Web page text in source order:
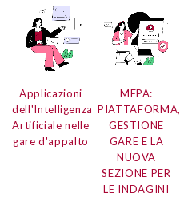
Applicazioni
dell'Intelligenza
Artificialenelle
gare d'appalto
MEPA:
PIATTAFORMA,
GESTIONE
GARE E LA
NUOVA
SEZIONE PER
LE INDAGINI